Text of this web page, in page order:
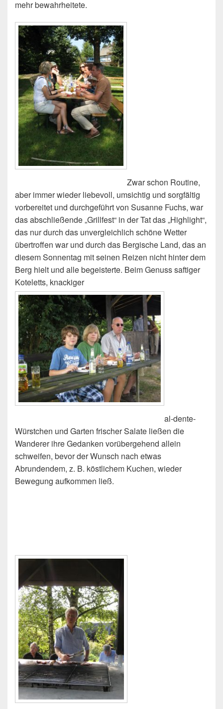
mehr bewahrheitete.
Zwar schon Routine,
aber immer wieder liebevoll, umsichtig und sorgfältig
vorbereitet und durchgeführt von Susanne Fuchs, war
das abschließende „Grillfest“ in der Tat das „Highlight“,
das nur durch das unvergleichlich schöne Wetter
übertroffen war und durch das Bergische Land, das an
diesem Sonnentag mit seinen Reizen nicht hinter dem
Berg hielt und alle begeisterte. Beim Genuss saftiger
Koteletts, knackiger
al-dente-
Würstchen und Garten frischer Salate ließen die
Wanderer ihre Gedanken vorübergehend allein
schweifen, bevor der Wunsch nach etwas
Abrundendem, z. B. köstlichem Kuchen, wieder
Bewegung aufkommen ließ.